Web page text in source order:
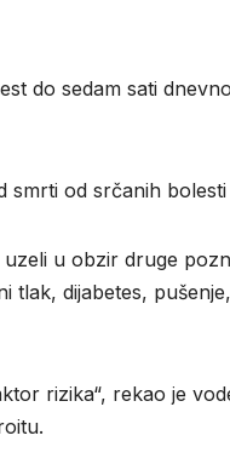
do sedam sati
smrti od srčanih
u obzir druge
dijabetes,
rizika“, rekao je